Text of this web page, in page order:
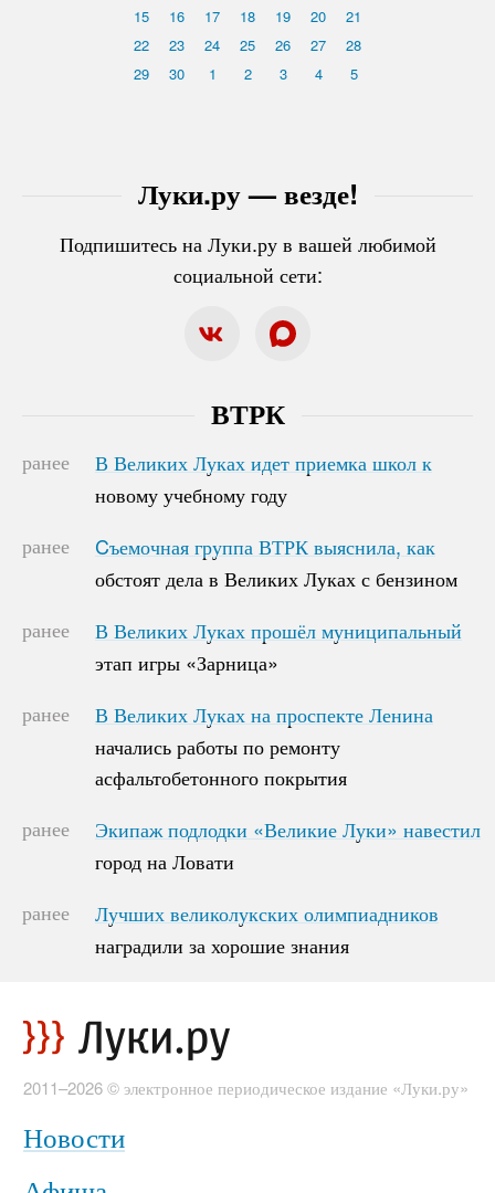
Луки.ру — везде!
Подпишитесь на Луки.ру в вашей любимой
социальной сети:
15
16 17 18 19 20
21
22
23 24 25 26 27
28
29
30 1 2 3 4 5
ВТРК
ранее
В Великих Луках идет приемка школ к
новому учебному году
В Великих Луках идет приемка школ к
новому учебному году
ранее
Cъемочная группа ВТРК выяснила, как
обстоят дела в Великих Луках с бензином
Cъемочная группа ВТРК выяснила, как
обстоят дела в Великих Луках с бензином
ранее
В Великих Луках прошёл муниципальный
этап игры «Зарница»
В Великих Луках прошёл муниципальный
этап игры «Зарница»
ранее
В Великих Луках на проспекте Ленина
начались работы по ремонту
асфальтобетонного покрытия
В Великих Луках на проспекте Ленина
начались работы по ремонту
асфальтобетонного покрытия
ранее
Экипаж подлодки «Великие Луки» навестил
город на Ловати
Экипаж подлодки «Великие Луки» навестил
город на Ловати
ранее
Лучших великолукских олимпиадников
наградили за хорошие знания
Лучших великолукских олимпиадников
наградили за хорошие знания
2011–2026 © электронное периодическое издание «Луки.ру»
Новости